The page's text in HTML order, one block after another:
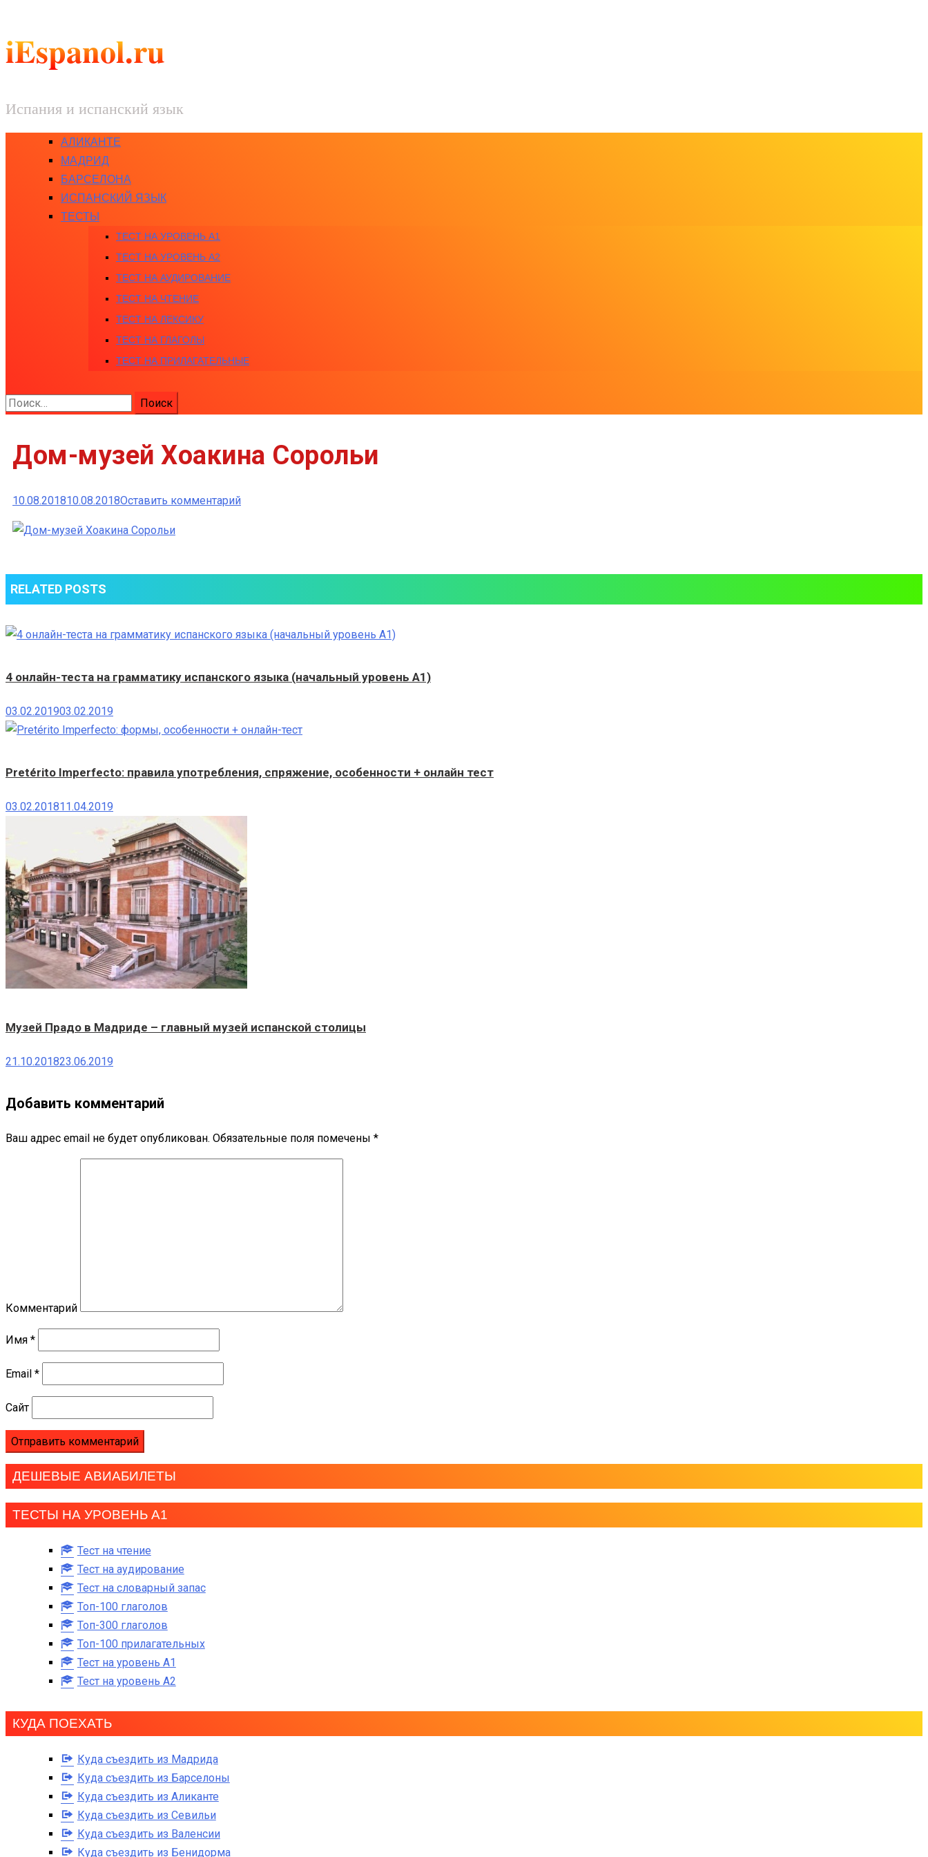
iEspanol.ru
Испания и испанский язык
АЛИКАНТЕ
МАДРИД
БАРСЕЛОНА
ИСПАНСКИЙ ЯЗЫК
ТЕСТЫ
ТЕСТ НА УРОВЕНЬ A1
ТЕСТ НА УРОВЕНЬ A2
ТЕСТ НА АУДИРОВАНИЕ
ТЕСТ НА ЧТЕНИЕ
ТЕСТ НА ЛЕКСИКУ
ТЕСТ НА ГЛАГОЛЫ
ТЕСТ НА ПРИЛАГАТЕЛЬНЫЕ
Найти:
Дом-музей Хоакина Сорольи
10.08.201810.08.2018Оставить комментарийк
Сорольи
RELATED POSTS
4 онлайн-теста на грамматику испанского языка (начальный уровень А1)
03.02.201903.02.2019
Pretérito Imperfecto: правила употребления, спряжение, особенности + онлайн тест
03.02.201811.04.2019
Музей Прадо в Мадриде – главный музей испанской столицы
21.10.201823.06.2019
Добавить комментарий
Ваш адрес email не будет опубликован. Обязательные поля помечены *
Комментарий
Имя *
Email *
Сайт
ДЕШЕВЫЕ АВИАБИЛЕТЫ
ТЕСТЫ НА УРОВЕНЬ А1
Тест на чтение
Тест на аудирование
Тест на словарный запас
Топ-100 глаголов
Топ-300 глаголов
Топ-100 прилагательных
Тест на уровень A1
Тест на уровень A2
КУДА ПОЕХАТЬ
Куда съездить из Мадрида
Куда съездить из Барселоны
Куда съездить из Аликанте
Куда съездить из Севильи
Куда съездить из Валенсии
Куда съездить из Бенидорма